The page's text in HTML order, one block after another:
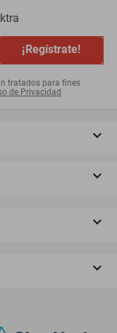
¡Regístrate!
tratados para fines
de Privacidad